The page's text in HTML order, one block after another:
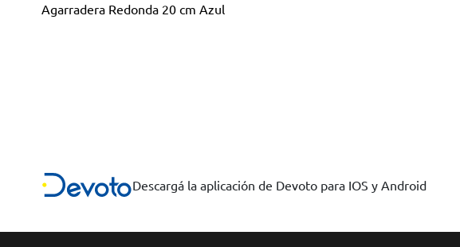
Agarradera Redonda 20 cm Azul
Descargá la aplicación de Devoto para IOS y Android